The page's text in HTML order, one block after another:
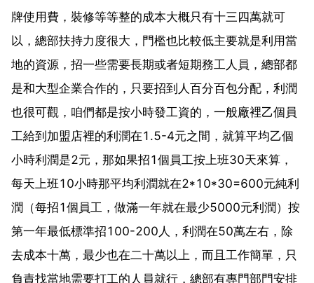
牌使用費，裝修等等整的成本大概只有十三四萬就可
以，總部扶持力度很大，門檻也比較低主要就是利用當
地的資源，招一些需要長期或者短期務工人員，總部都
是和大型企業合作的，只要招到人百分百包分配，利潤
也很可觀，咱們都是按小時發工資的，一般廠裡乙個員
工給到加盟店裡的利潤在1.5-4元之間，就算平均乙個
小時利潤是2元，那如果招1個員工按上班30天來算，
每天上班10小時那平均利潤就在2*10*30=600元純利
潤（每招1個員工，做滿一年就在最少5000元利潤）按
第一年最低標準招100-200人，利潤在50萬左右，除
去成本十萬，最少也在二十萬以上，而且工作簡單，只
負責找當地需要打工的人員就行，總部有專門部門安排